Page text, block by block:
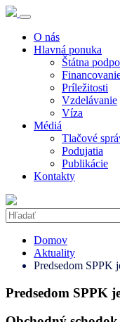
O nás
Hlavná ponuka
Štátna
Príležitosti
Vzdelávanie
Víza
Médiá
Tlačové
Podujatia
Publikácie
Kontakty
Domov
Aktuality
Predsedom SPPK
Predsedom SPPK